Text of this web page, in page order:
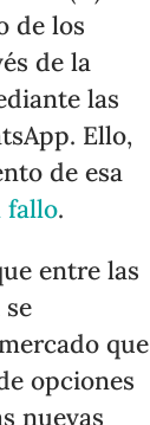
de los
de la
las
Ello,
de esa
fallo.
entre las
que
opciones
nuevas